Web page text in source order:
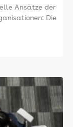
Ansätze der
Die